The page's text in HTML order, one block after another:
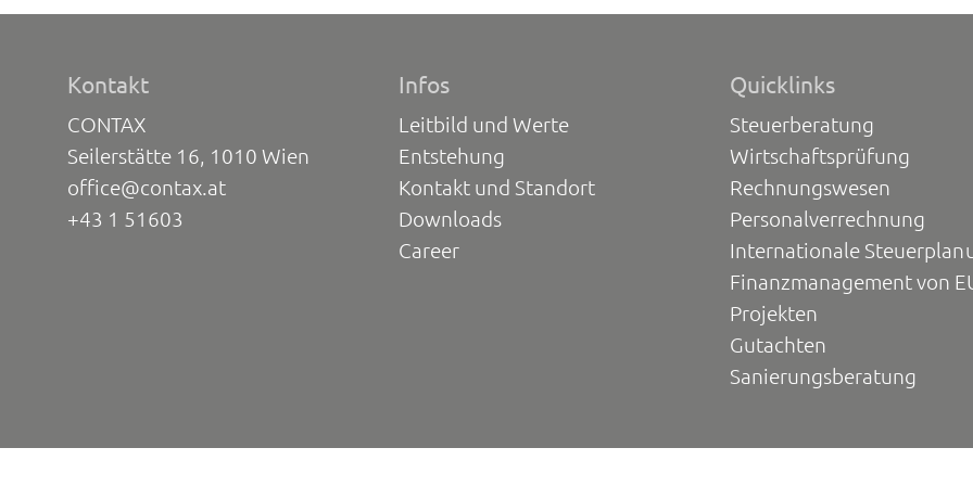
Kontakt
CONTAX
Seilerstätte 16, 1010 Wien
office@contax.at
+43 1 51603
Infos
Leitbild und Werte
Entstehung
Kontakt und Standort
Downloads
Career
Quicklinks
Steuerberatung
Wirtschaftsprüfung
Rechnungswesen
Personalverrechnung
Internationale
Finanzmanagement von
Projekten
Gutachten
Sanierungsberatung